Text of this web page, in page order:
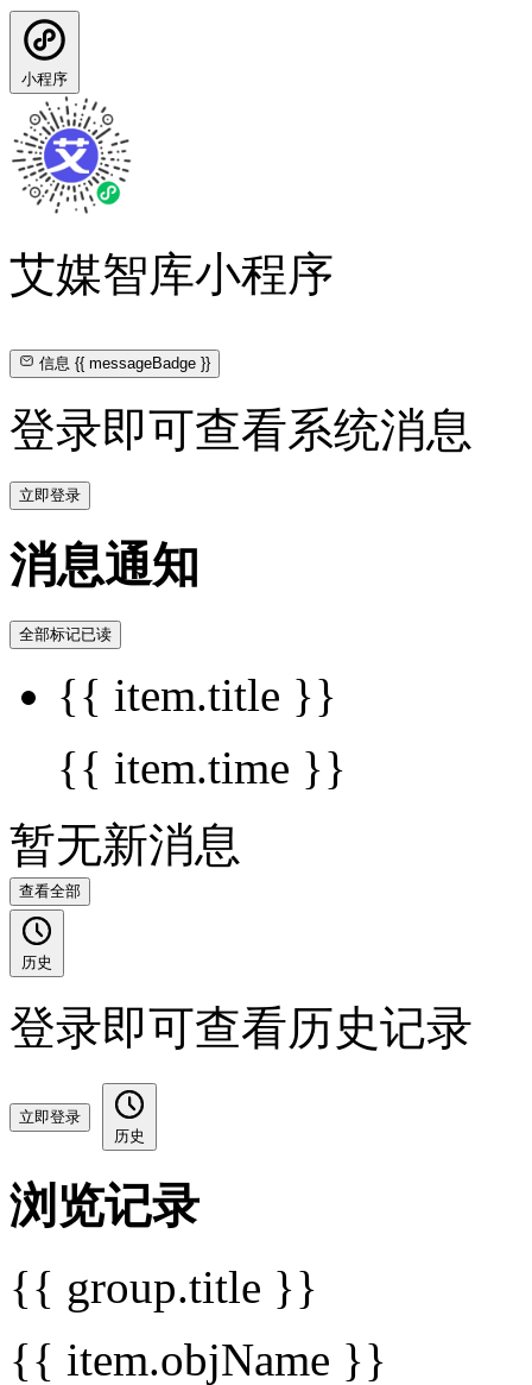
小程序
艾媒智库小程序
信息{{ messageBadge }}
登录即可查看系统消息
立即登录
消息通知
全部标记已读
{{ item.title }}
{{ item.time }}
暂无新消息
查看全部
历史
登录即可查看历史记录
立即登录
历史
浏览记录
{{ group.title }}
{{ item.objName }}